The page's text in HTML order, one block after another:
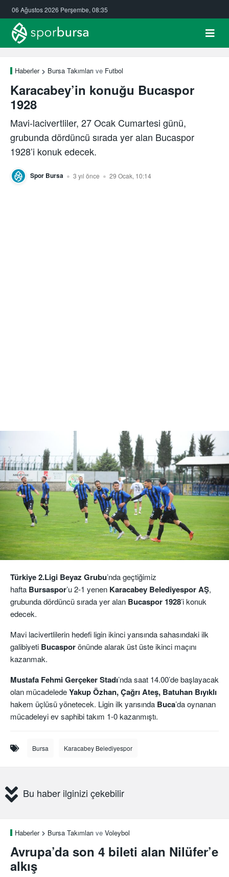
06 Ağustos 2026 Perşembe, 08:35
Haberler Bursa Takımları ve Futbol
Karacabey’in konuğu Bucaspor
1928
Mavi-lacivertliler, 27 Ocak Cumartesi günü,
grubunda dördüncü sırada yer alan Bucaspor
1928’i konuk edecek.
Spor Bursa 3 yıl önce 29 Ocak, 10:14
Türkiye 2.Ligi Beyaz Grubu’nda geçtiğimiz
hafta Bursaspor’u 2-1 yenen Karacabey Belediyespor AŞ,
grubunda dördüncü sırada yer alan Bucaspor 1928’i konuk
edecek.
Mavi lacivertlilerin hedefi ligin ikinci yarısında sahasındaki ilk
galibiyeti Bucasporönünde alarak üst üste ikinci maçını
kazanmak.
Mustafa Fehmi Gerçeker Stadı’nda saat 14.00’de başlayacak
olan mücadeledeYakup Özhan, Çağrı Ateş, Batuhan Bıyıklı
hakem üçlüsü yönetecek. Ligin ilk yarısında Buca’da oynanan
mücadeleyi ev saphibi takım 1-0 kazanmıştı.
Bursa Karacabey Belediyespor
Bu haber ilginizi çekebilir
Haberler Bursa Takımları ve Voleybol
Avrupa’da son 4 bileti alan Nilüfer’e
alkış